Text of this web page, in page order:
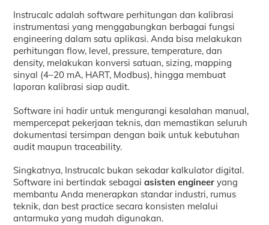
Instrucalc adalah software perhitungan dan kalibrasi
instrumentasi yang menggabungkan berbagai fungsi
engineering dalam satu aplikasi. Anda bisa melakukan
perhitungan flow, level, pressure, temperature, dan
density, melakukan konversi satuan, sizing, mapping
sinyal (4–20 mA, HART, Modbus), hingga membuat
laporan kalibrasi siap audit.
Software ini hadir untuk mengurangi kesalahan manual,
mempercepat pekerjaan teknis, dan memastikan seluruh
dokumentasi tersimpan dengan baik untuk kebutuhan
audit maupun traceability.
Singkatnya, Instrucalc bukan sekadar kalkulator digital.
Software ini bertindak sebagaiasisten engineer yang
membantu Anda menerapkan standar industri, rumus
teknik, dan best practice secara konsisten melalui
antarmuka yang mudah digunakan.